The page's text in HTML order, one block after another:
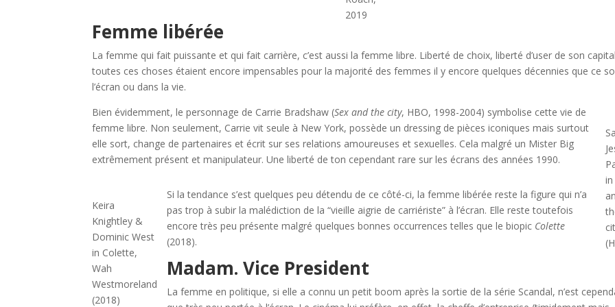
2019
Femme libérée
La femme qui fait puissante et qui fait carrière, c’est aussi la femme libre. Liberté de choix, liberté d’user de son
toutes ces choses étaient encore impensables pour la majorité des femmes il y encore quelques décennies que ce
l’écran ou dans la vie.
in
Bien évidemment, le personnage de Carrie Bradshaw (Sex and the city, HBO, 1998-2004) symbolise cette vie de
femme libre. Non seulement, Carrie vit seule à New York, possède un dressing de pièces iconiques mais surtout
elle sort, change de partenaires et écrit sur ses relations amoureuses et sexuelles. Cela malgré un Mister Big
extrêmement présent et manipulateur. Une liberté de ton cependant rare sur les écrans des années 1990.
Keira
Knightley &
Dominic West
in Colette,
Wah
Westmoreland
(2018)
Si la tendance s’est quelques peu détendu de ce côté-ci, la femme libérée reste la figure qui n’a
pas trop à subir la malédiction de la “vieille aigrie de carriériste” à l’écran. Elle reste toutefois
encore très peu présente malgré quelques bonnes occurrences telles que le biopic Colette
(2018).
Madam. Vice President
La femme en politique, si elle a connu un petit boom après la sortie de la série Scandal, n’est